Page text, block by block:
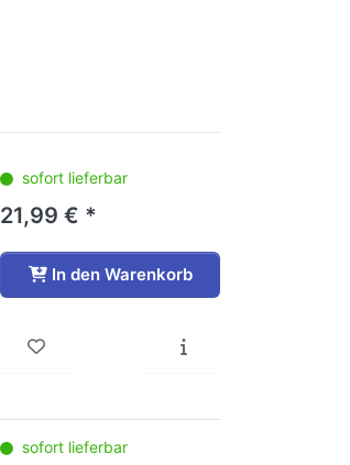
sofort lieferbar
21,99 € *
In den Warenkorb
sofort lieferbar